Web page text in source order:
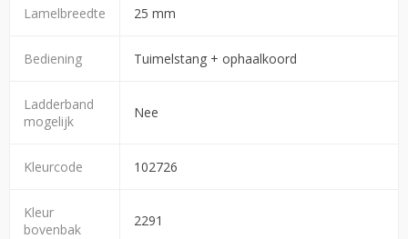
Lamelbreedte 25 mm
Bediening Tuimelstang + ophaalkoord
Ladderband
mogelijk
Nee
Kleurcode 102726
Kleur
bovenbak
2291